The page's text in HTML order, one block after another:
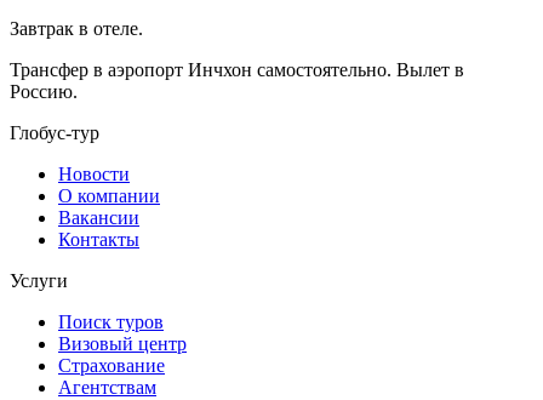
Завтрак в отеле.
Трансфер в аэропорт Инчхон самостоятельно. Вылет в
Россию.
Глобус-тур
Новости
О компании
Вакансии
Контакты
Услуги
Поиск туров
Визовый центр
Страхование
Агентствам